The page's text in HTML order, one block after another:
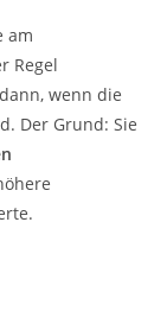
am
Regel
wenn die
Der Grund: Sie